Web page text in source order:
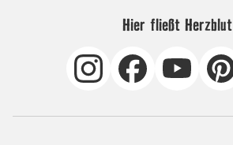
Hier fließt Herzblut